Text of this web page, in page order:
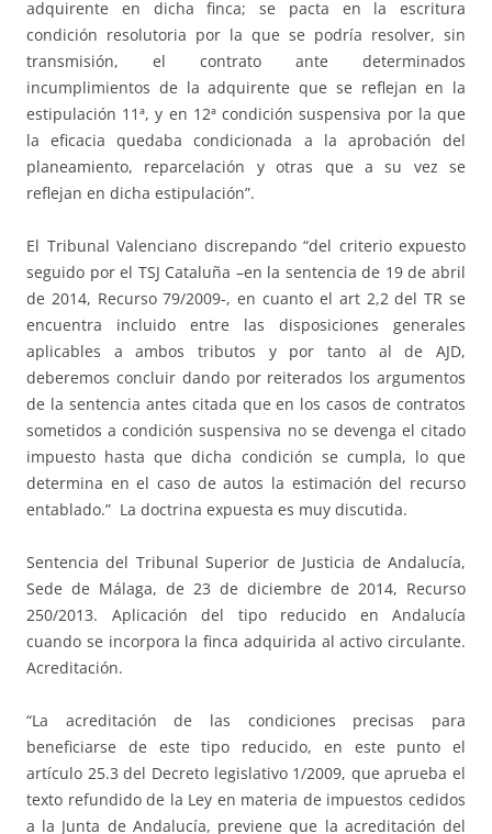
adquirente en dicha finca; se pacta en la escritura
condición resolutoria por la que se podría resolver, sin
transmisión, el contrato ante determinados
incumplimientos de la adquirente que se reflejan en la
estipulación 11ª, y en 12ª condición suspensiva por la que
la eficacia quedaba condicionada a la aprobación del
planeamiento, reparcelación y otras que a su vez se
reflejan en dicha estipulación”.
El Tribunal Valenciano discrepando “del criterio expuesto
seguido por el TSJ Cataluña –en la sentencia de 19 de abril
de 2014, Recurso 79/2009-, en cuanto el art 2,2 del TR se
encuentra incluido entre las disposiciones generales
aplicables a ambos tributos y por tanto al de AJD,
deberemos concluir dando por reiterados los argumentos
de la sentencia antes citada que en los casos de contratos
sometidos a condición suspensiva no se devenga el citado
impuesto hasta que dicha condición se cumpla, lo que
determina en el caso de autos la estimación del recurso
entablado.” La doctrina expuesta es muy discutida.
Sentencia del Tribunal Superior de Justicia de Andalucía,
Sede de Málaga, de 23 de diciembre de 2014, Recurso
250/2013. Aplicación del tipo reducido en Andalucía
cuando se incorpora la finca adquirida al activo circulante.
Acreditación.
“La acreditación de las condiciones precisas para
beneficiarse de este tipo reducido, en este punto el
artículo 25.3 del Decreto legislativo 1/2009, que aprueba el
texto refundido de la Ley en materia de impuestos cedidos
a la Junta de Andalucía, previene que la acreditación del